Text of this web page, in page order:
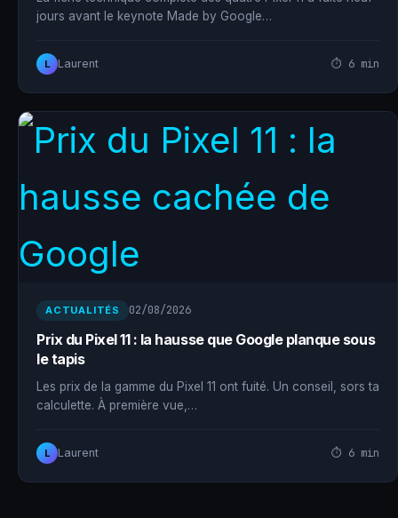
jours avant le keynote Made by Google…
L Laurent ⏱ 6 min
ACTUALITÉS 02/08/2026
Prix du Pixel 11 : la hausse que Google planque sous
le tapis
Les prix de la gamme du Pixel 11 ont fuité. Un conseil, sors ta
calculette. À première vue,…
L Laurent ⏱ 6 min